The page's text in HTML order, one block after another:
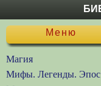
Меню
Магия
Мифы. Легенды. Эпос